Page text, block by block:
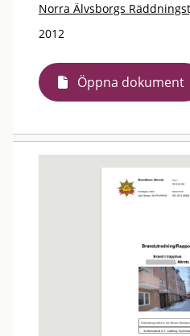
Norra Älvsborgs
2012
Öppna dokument